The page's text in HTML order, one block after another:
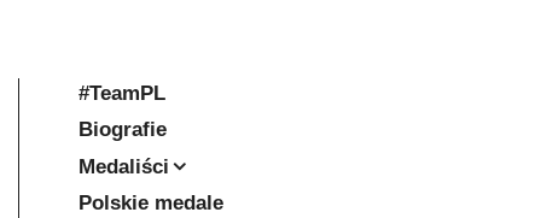
#TeamPL
Biografie
Medaliści
Polskie medale